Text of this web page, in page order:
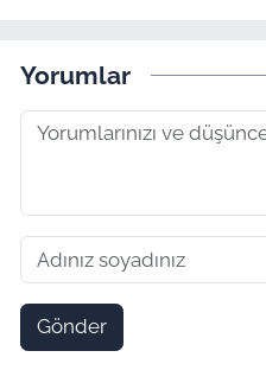
Yorumlar
Gönder